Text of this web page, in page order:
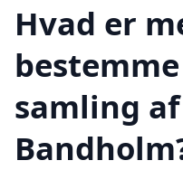
Hvad er
samling